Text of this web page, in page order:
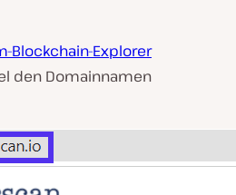
Blockchain-Explorer
den Domainnamen